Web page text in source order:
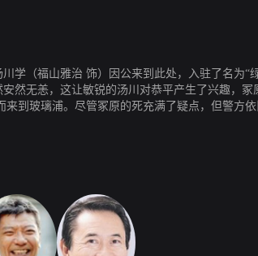
学（福山雅治 饰）因公来到此处，入驻了名为
然无恙，这让敏锐的汤川对恭平产生了兴趣，
到玻璃浦。尽管冢原的死充满了疑点，但警方